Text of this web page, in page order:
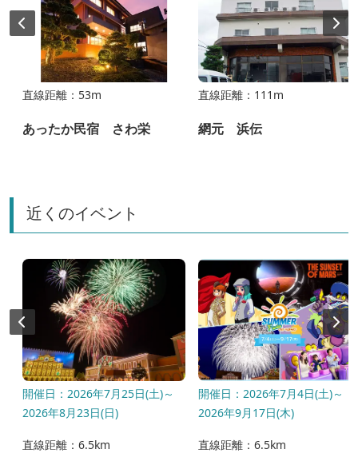
直線距離：53m
あったか民宿 さわ栄
直線距離：111m
網元 浜伝
近くのイベント
開催日：2026年7月25日(土)～
2026年8月23日(日)
直線距離：6.5km
開催日：2026年7月4日(土)～
2026年9月17日(木)
直線距離：6.5km